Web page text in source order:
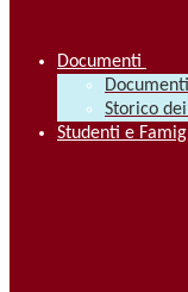
Documenti
Storico
Studenti e